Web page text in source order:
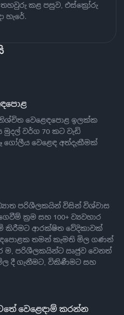
කළ පසුව, එස්ක්‍රෝරු
හැරේ.
නිශ්චිත වෙළෙඳපොළ ඉලක්ක
මුදල් වර්ග 70 කට වැඩි
වෙළෙඳ අත්දැකීමක්
පරිශීලකයින් විසින් විශ්වාස
ගෙවීම් ක්‍රම සහ 100+ ව්‍යවහාර
කිරීමට ආරක්ෂිත වේදිකාවක්
තමන් කැමති මිල ගණන්
ම, පරිශීලකයින්ට ඍජුව වෙනත්
දී ගැනීමට, විකිණීමට සහ
වෙළෙඳාම් කරන්න